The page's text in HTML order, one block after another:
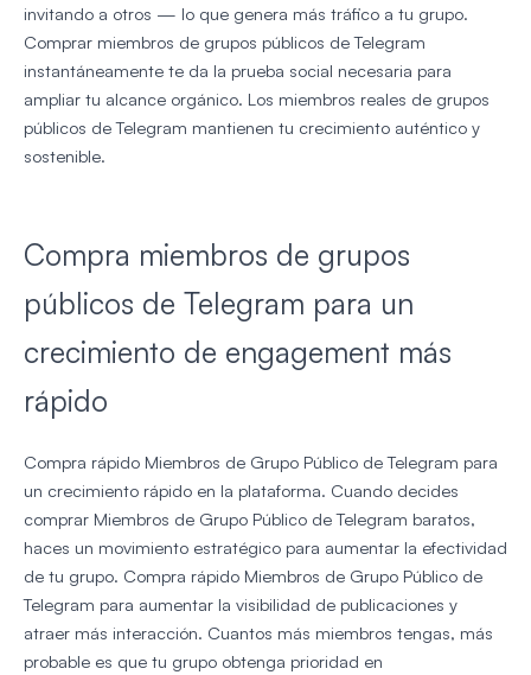
invitando a otros — lo que genera más tráfico a tu grupo.
Comprar miembros de grupos públicos de Telegram
instantáneamente te da la prueba social necesaria para
ampliar tu alcance orgánico. Los miembros reales de grupos
públicos de Telegram mantienen tu crecimiento auténtico y
sostenible.
Compra miembros de grupos
públicos de Telegram para un
crecimiento de engagement más
rápido
Compra rápido Miembros de Grupo Público de Telegram para
un crecimiento rápido en la plataforma. Cuando decides
comprar Miembros de Grupo Público de Telegram baratos,
haces un movimiento estratégico para aumentar la efectividad
de tu grupo. Compra rápido Miembros de Grupo Público de
Telegram para aumentar la visibilidad de publicaciones y
atraer más interacción. Cuantos más miembros tengas, más
probable es que tu grupo obtenga prioridad en